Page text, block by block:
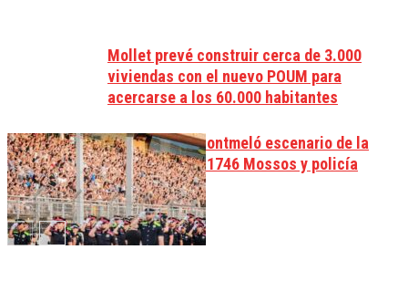
Mollet prevé construir cerca de 3.000
viviendas con el nuevo POUM para
acercarse a los 60.000 habitantes
El Circuit de Montmeló escenario de la
graduación de 1746 Mossos y policía
locales